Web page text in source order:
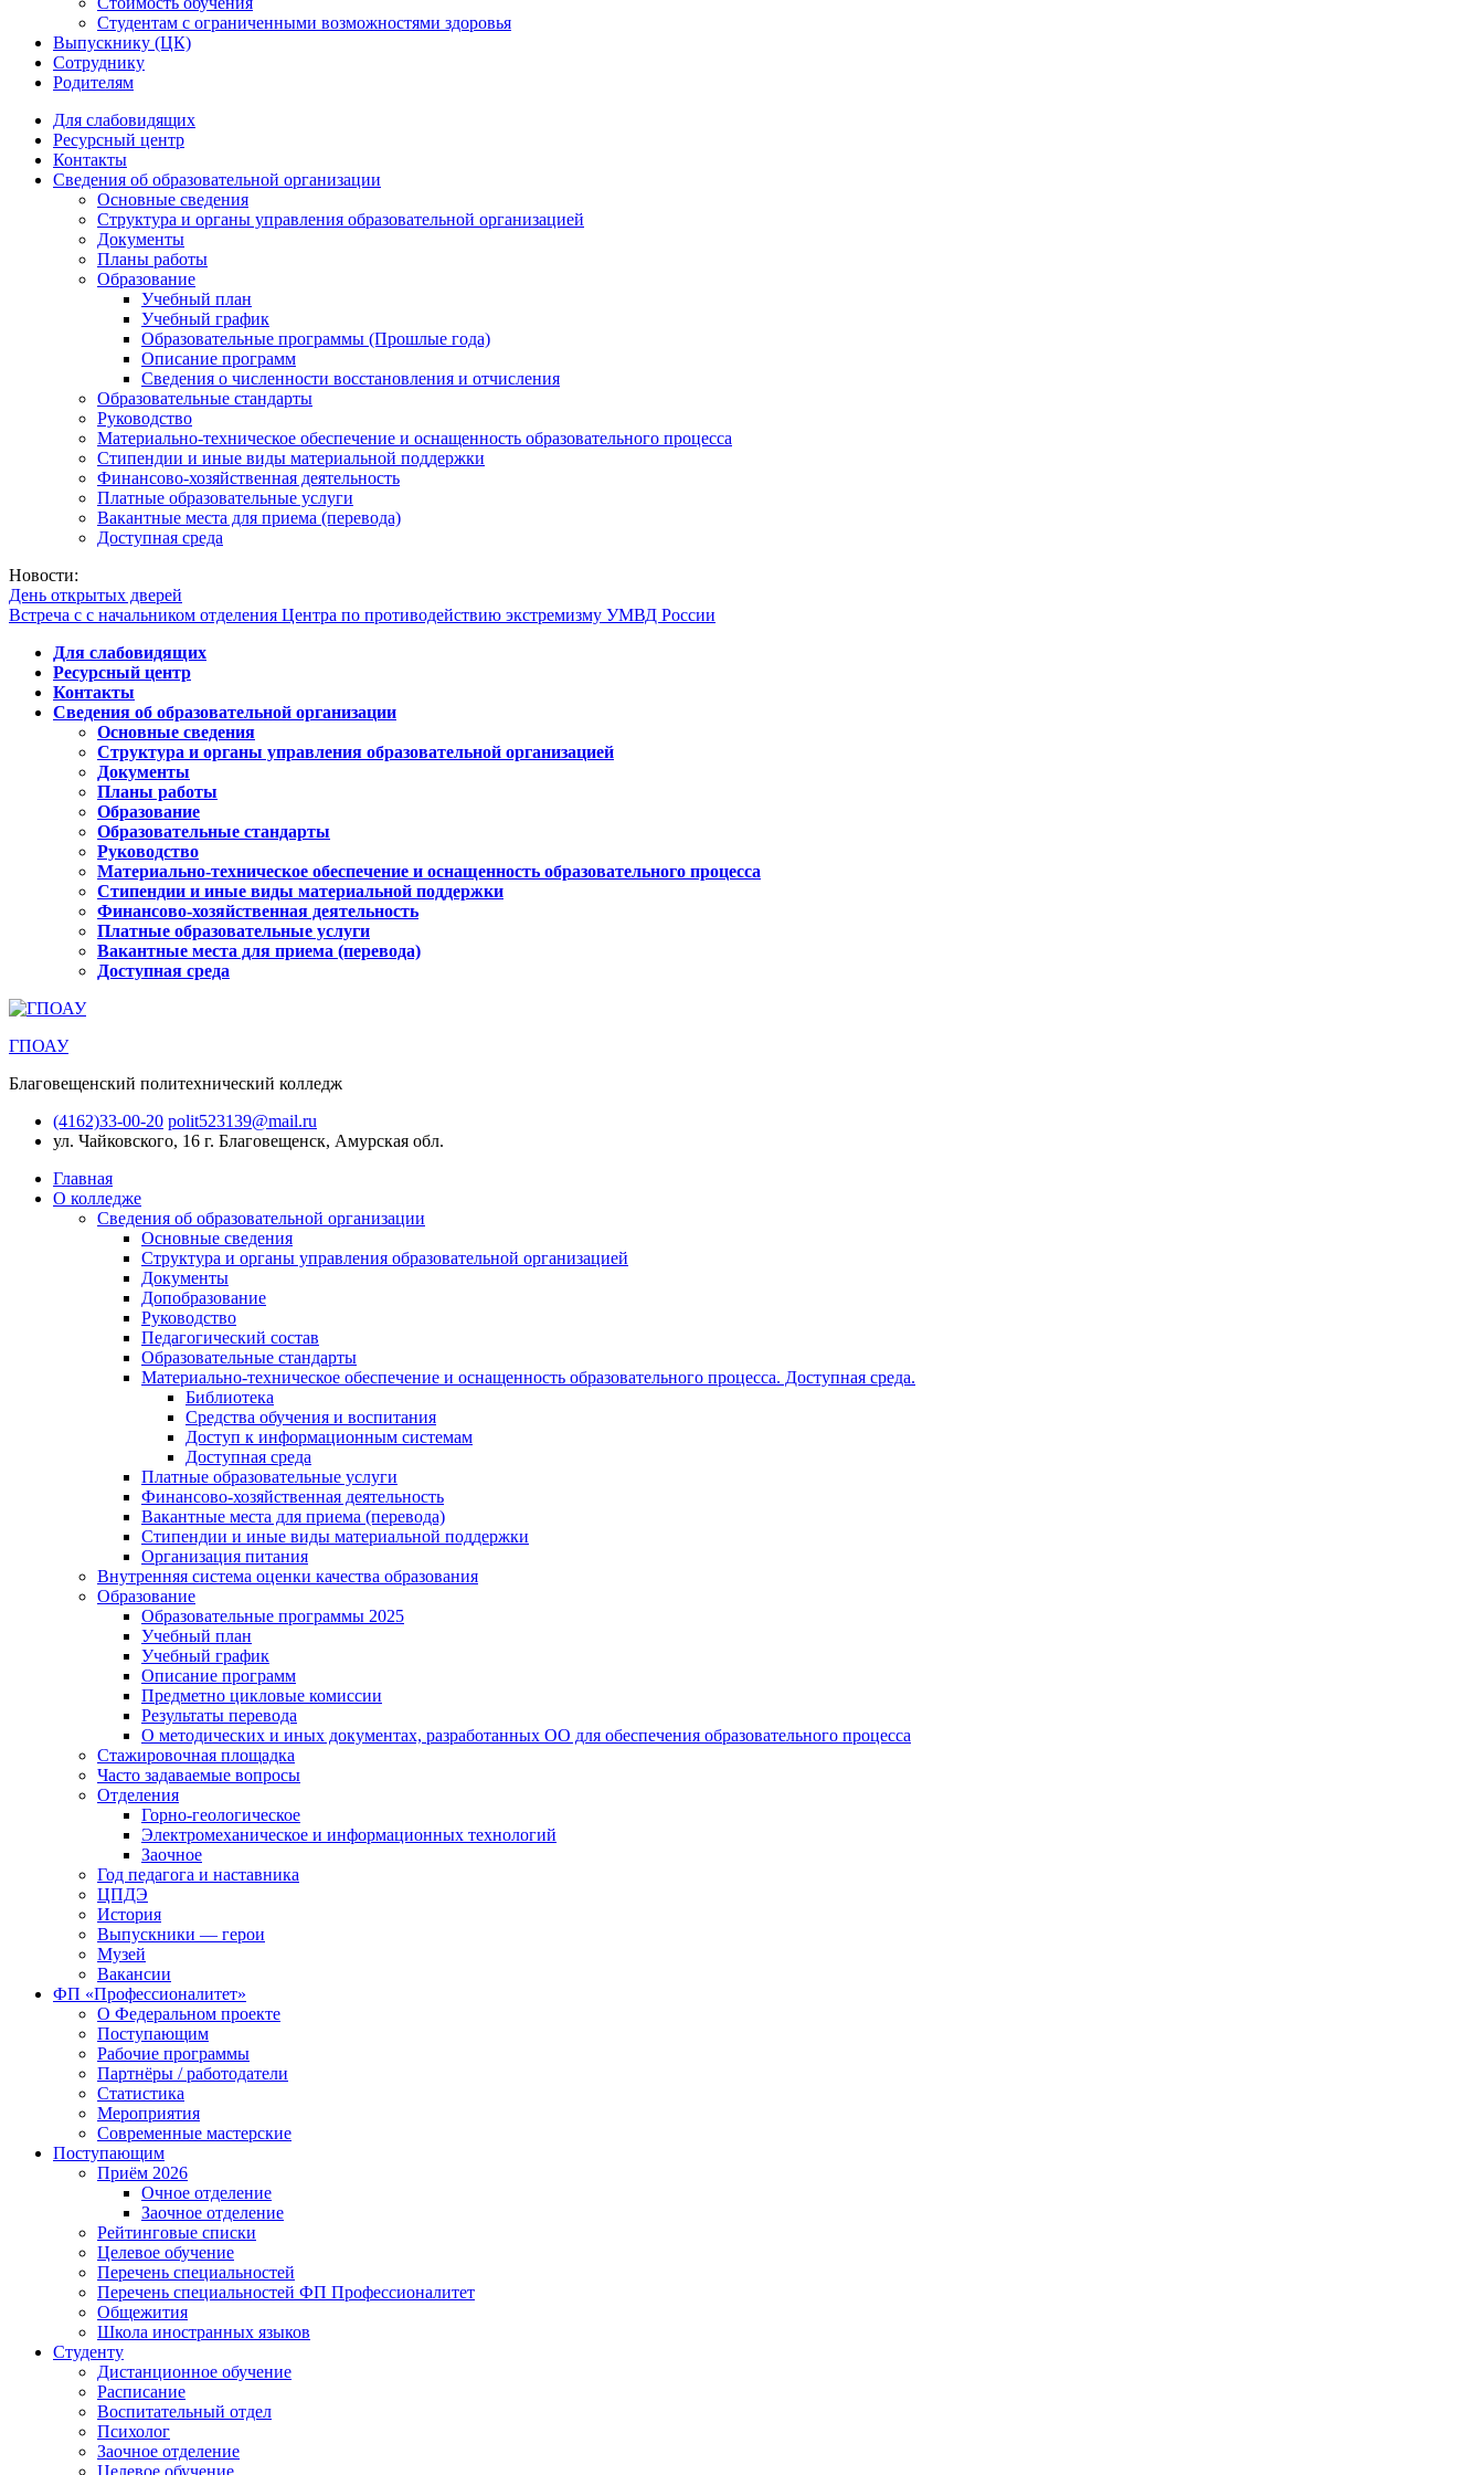
Студентам с ограниченными возможностями здоровья
Выпускнику (ЦК)
Сотруднику
Родителям
Для слабовидящих
Ресурсный центр
Контакты
Сведения об образовательной организации
Основные сведения
Структура и органы управления образовательной организацией
Документы
Планы работы
Образование
Учебный план
Учебный график
Образовательные программы (Прошлые года)
Описание программ
Сведения о численности восстановления и отчисления
Образовательные стандарты
Руководство
Материально-техническое обеспечение и оснащенность образовательного процесса
Стипендии и иные виды материальной поддержки
Финансово-хозяйственная деятельность
Платные образовательные услуги
Вакантные места для приема (перевода)
Доступная среда
Новости:
День открытых дверей
Встреча с с начальником отделения Центра по противодействию экстремизму УМВД России
Для слабовидящих
Ресурсный центр
Контакты
Сведения об образовательной организации
Основные сведения
Структура и органы управления образовательной организацией
Документы
Планы работы
Образование
Образовательные стандарты
Руководство
Материально-техническое обеспечение и оснащенность образовательного процесса
Стипендии и иные виды материальной поддержки
Финансово-хозяйственная деятельность
Платные образовательные услуги
Вакантные места для приема (перевода)
Доступная среда
ГПОАУ
Благовещенский политехнический колледж
(4162)33-00-20 polit523139@mail.ru
ул. Чайковского, 16 г. Благовещенск, Амурская обл.
Главная
О колледже
Сведения об образовательной организации
Основные сведения
Структура и органы управления образовательной организацией
Документы
Допобразование
Руководство
Педагогический состав
Образовательные стандарты
Материально-техническое обеспечение и оснащенность образовательного процесса. Доступная среда.
Библиотека
Средства обучения и воспитания
Доступ к информационным системам
Доступная среда
Платные образовательные услуги
Финансово-хозяйственная деятельность
Вакантные места для приема (перевода)
Стипендии и иные виды материальной поддержки
Организация питания
Внутренняя система оценки качества образования
Образование
Образовательные программы 2025
Учебный план
Учебный график
Описание программ
Предметно цикловые комиссии
Результаты перевода
О методических и иных документах, разработанных ОО для обеспечения образовательного процесса
Стажировочная площадка
Часто задаваемые вопросы
Отделения
Горно-геологическое
Электромеханическое и информационных технологий
Заочное
Год педагога и наставника
ЦПДЭ
История
Выпускники — герои
Музей
Вакансии
ФП «Профессионалитет»
О Федеральном проекте
Поступающим
Рабочие программы
Партнёры / работодатели
Статистика
Мероприятия
Современные мастерские
Поступающим
Приём 2026
Очное отделение
Заочное отделение
Рейтинговые списки
Целевое обучение
Перечень специальностей
Перечень специальностей ФП Профессионалитет
Общежития
Школа иностранных языков
Студенту
Дистанционное обучение
Расписание
Воспитательный отдел
Психолог
Заочное отделение
Целевое обучение